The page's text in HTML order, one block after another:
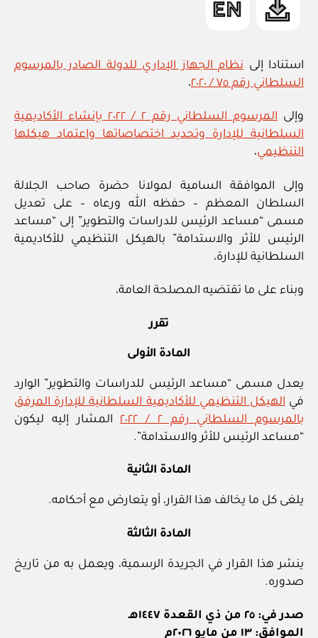
استنادا إلى نظام الجهاز الإداري للدولة الصادر بالمرسوم
السلطاني رقم ٧٥ / ٢٠٢٠
،
وإلى
المرسوم السلطاني رقم ٢ / ٢٠٢٢ بإنشاء الأكاديمية
السلطانية للإدارة وتحديد اختصاصاتها واعتماد هيكلها
التنظيمي،
وإلى الموافقة السامية لمولانا حضرة صاحب الجلالة
السلطان المعظم – حفظه الله ورعاه – على تعديل
مسمى “مساعد الرئيس للدراسات والتطوير” إلى “مساعد
الرئيس للأثر والاستدامة” بالهيكل التنظيمي للأكاديمية
السلطانية للإدارة،
وبناء على ما تقتضيه المصلحة العامة،
تقرر
المادة الأولى
يعدل مسمى “مساعد الرئيس للدراسات والتطوير” الوارد
في الهيكل التنظيمي للأكاديمية السلطانية للإدارة المرفق
بالمرسوم السلطاني رقم ٢ / ٢٠٢٢
المشار إليه ليكون
“مساعد الرئيس للأثر والاستدامة”.
المادة الثانية
يلغى كل ما يخالف هذا القرار، أو يتعارض مع أحكامه.
المادة الثالثة
ينشر هذا القرار في الجريدة الرسمية، ويعمل به من تاريخ
صدوره.
صدر في: ٢٥ من ذي القعدة ١٤٤٧هـ
الموافق: ١٣ من مايو ٢٠٢٦م